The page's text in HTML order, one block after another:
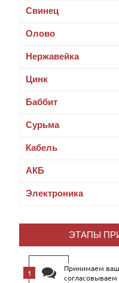
Свинец
Олово
Нержавейка
Цинк
Баббит
Cурьма
Кабель
АКБ
Электроника
ЭТАПЫ
Принимаем
согласовываем